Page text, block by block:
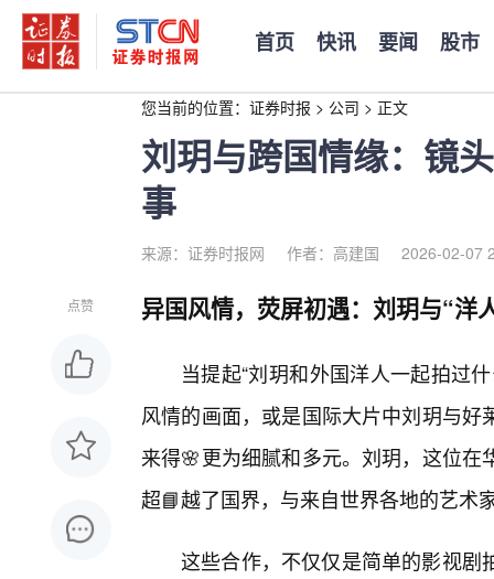
首页 快讯 要闻 股市
您当前的位置： 证券时报 > 公司 > 正文
刘玥与跨国情缘：镜
事
来源：证券时报网 作者：高建国 2026-02-07
点赞 异国风情，荧屏初遇：刘玥与“洋
当提起“刘玥和外国洋人一起拍过
风情的画面，或是国际大片中刘玥与
来得🌸更为细腻和多元。刘玥，这位
超📘越了国界，与来自世界各地的艺术
这些合作，不仅仅是简单的影视剧